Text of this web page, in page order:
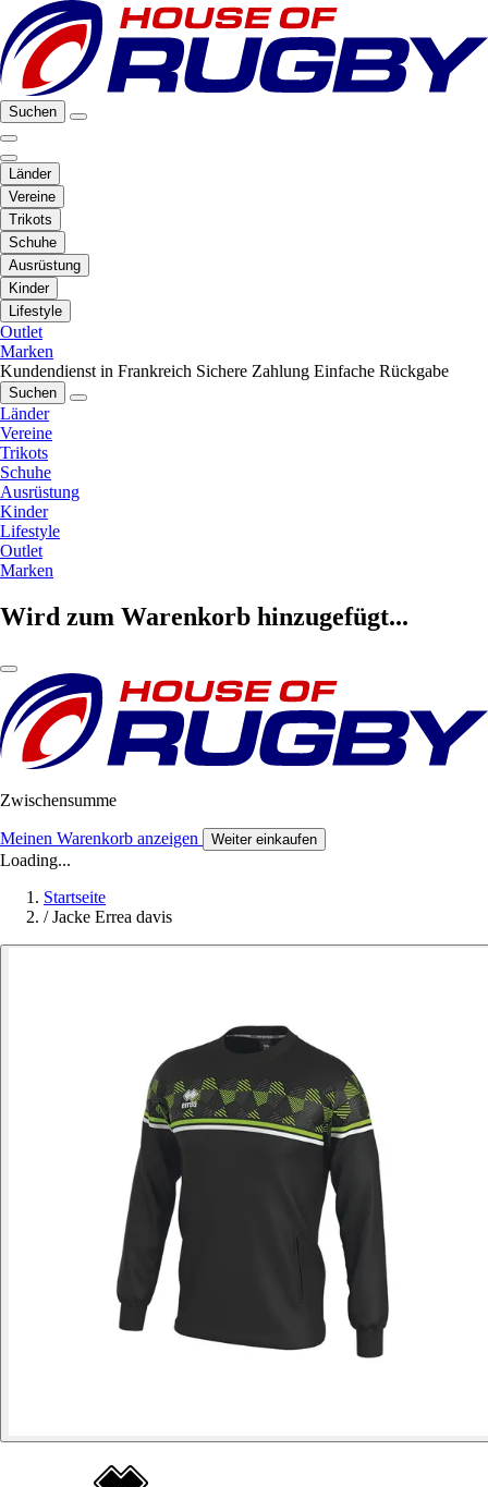
Suchen
Länder
Vereine
Trikots
Schuhe
Ausrüstung
Kinder
Lifestyle
Outlet
Marken
Kundendienst in Frankreich Sichere Zahlung Einfache Rückgabe
Suchen
Länder
Vereine
Trikots
Schuhe
Ausrüstung
Kinder
Lifestyle
Outlet
Marken
Wird zum Warenkorb hinzugefügt...
Zwischensumme
Meinen Warenkorb anzeigen Weiter einkaufen
Loading...
Startseite
/ Jacke Errea davis